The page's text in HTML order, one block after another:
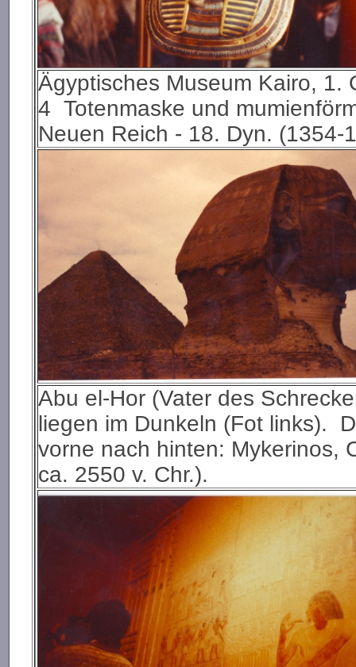
Ägyptisches Museum Kairo, 1.
4 Totenmaske und
Neuen Reich - 18. Dyn. (1354-
Abu el-Hor (Vater des
liegen im Dunkeln (Fot links).
vorne nach hinten: Mykerinos,
ca. 2550 v. Chr.).